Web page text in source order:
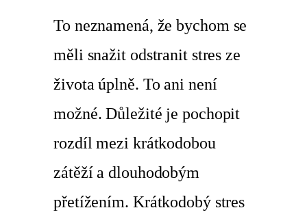
To neznamená, že bychom se
měli snažit odstranit stres ze
života úplně. To ani není
možné. Důležité je pochopit
rozdíl mezi krátkodobou
zátěží a dlouhodobým
přetížením. Krátkodobý stres